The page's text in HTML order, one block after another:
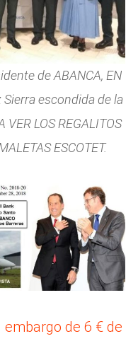
de ABANCA, EN
Sierra escondida de la
LOS REGALITOS
ESCOTET.
de 6 € de